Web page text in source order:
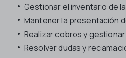
Gestionar el inventario de
Mantener la presentación
Realizar cobros y
Resolver dudas y